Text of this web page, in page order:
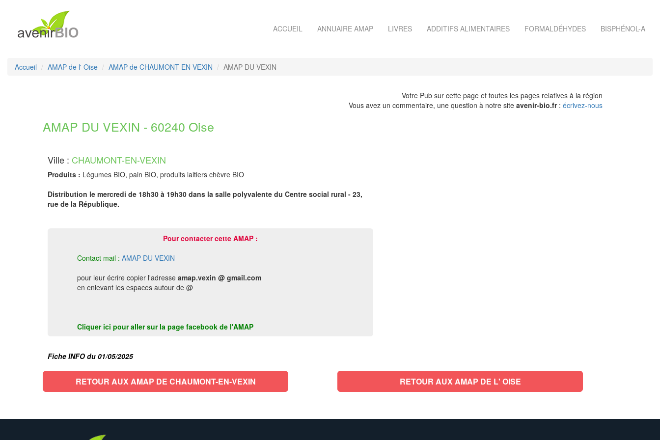
ACCUEIL ANNUAIRE AMAP LIVRES ADDITIFS ALIMENTAIRES FORMALDÉHYDES BISPHÉNOL-A
Accueil AMAP de l' Oise AMAP de CHAUMONT-EN-VEXIN AMAP DU VEXIN
Votre Pub sur cette page et toutes les pages relatives à la région
Vous avez un commentaire, une question à notre site avenir-bio.fr: écrivez-nous
AMAP DU VEXIN - 60240 Oise
Ville : CHAUMONT-EN-VEXIN
Produits : Légumes BIO, pain BIO, produits laitiers chèvre BIO
Distribution le mercredi de 18h30 à 19h30 dans la salle polyvalente du Centre social rural - 23,
rue de la République.
Pour contacter cette AMAP :
Contact mail : AMAP DU VEXIN
pour leur écrire copier l'adresse amap.vexin @ gmail.com
en enlevant les espaces autour de @
Cliquer ici pour aller sur la page facebook de l'AMAP
Fiche INFO du 01/05/2025
RETOUR AUX AMAP DE CHAUMONT-EN-VEXIN RETOUR AUX AMAP DE L' OISE